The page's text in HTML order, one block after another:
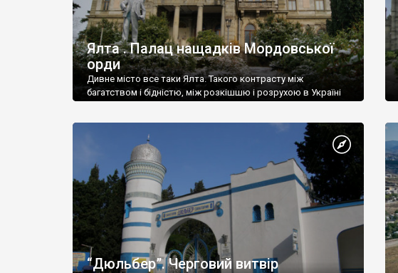
Ялта . Палац нащадків Мордовської
орди
Дивне місто все таки Ялта. Такого контрасту між
багатством і бідністю, між розкішшю і розрухою в Україні
“Дюльбер”. Черговий витвір